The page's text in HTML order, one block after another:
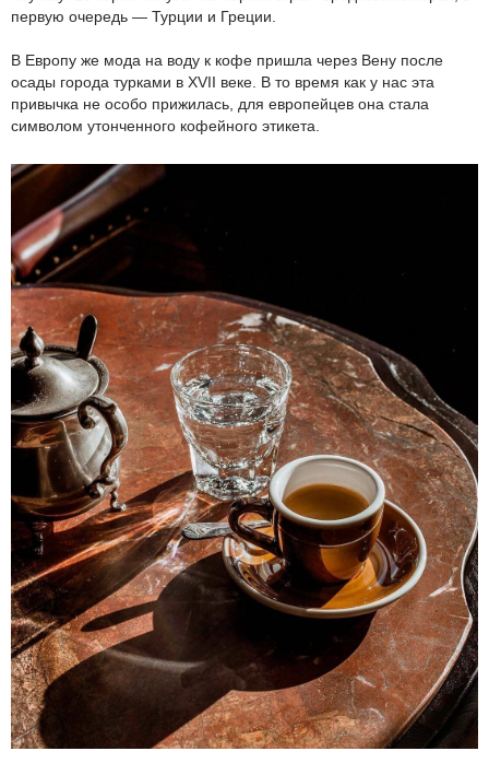
первую очередь — Турции и Греции.
В Европу же мода на воду к кофе пришла через Вену после
осады города турками в XVII веке. В то время как у нас эта
привычка не особо прижилась, для европейцев она стала
символом утонченного кофейного этикета.